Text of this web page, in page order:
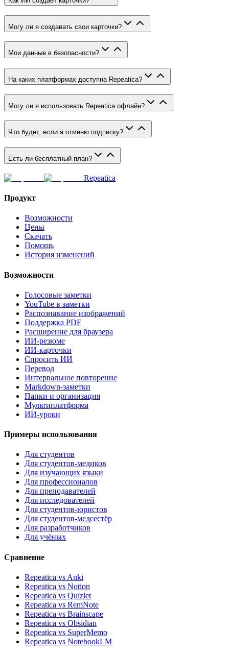
Могу ли я создавать свои карточки?
Мои данные в безопасности?
На каких платформах доступна Repeatica?
Могу ли я использовать Repeatica офлайн?
Что будет, если я отменю подписку?
Есть ли бесплатный план?
Repeatica
Продукт
Возможности
Цены
Скачать
Помощь
История изменений
Возможности
Голосовые заметки
YouTube в заметки
Распознавание изображений
Поддержка PDF
Расширение для браузера
ИИ-резюме
ИИ-карточки
Спросить ИИ
Перевод
Интервальное повторение
Markdown-заметки
Папки и организация
Мультиплатформа
ИИ-уроки
Примеры использования
Для студентов
Для студентов-медиков
Для изучающих языки
Для профессионалов
Для преподавателей
Для исследователей
Для студентов-юристов
Для студентов-медсестёр
Для разработчиков
Для учёных
Сравнение
Repeatica vs Anki
Repeatica vs Notion
Repeatica vs Quizlet
Repeatica vs RemNote
Repeatica vs Brainscape
Repeatica vs Obsidian
Repeatica vs SuperMemo
Repeatica vs NotebookLM